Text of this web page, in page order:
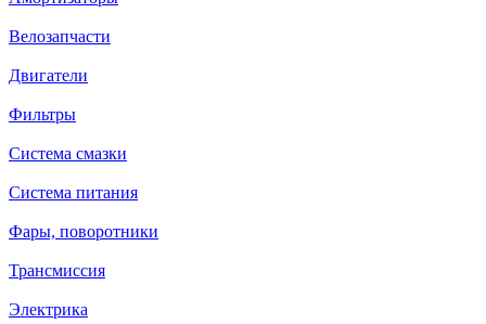
Велозапчасти
Двигатели
Фильтры
Система смазки
Система питания
Фары, поворотники
Трансмиссия
Электрика